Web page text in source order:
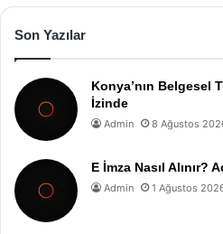
Son Yazılar
Konya’nın Belgesel
İzinde
Admin 8 Ağustos
E İmza Nasıl Alınır?
Admin 1 Ağustos